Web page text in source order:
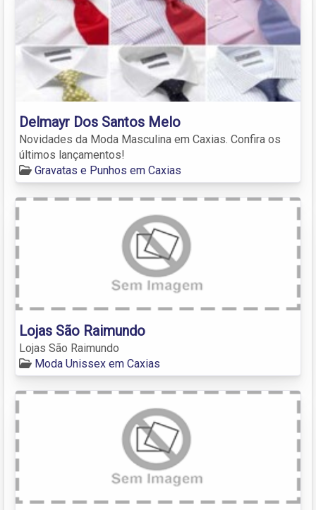
Delmayr Dos Santos Melo
Novidades da Moda Masculina em Caxias. Confira os
últimos lançamentos!
Gravatas e Punhos em Caxias
Lojas São Raimundo
Lojas São Raimundo
Moda Unissex em Caxias